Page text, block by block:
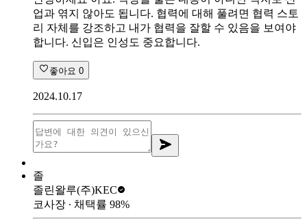
업과 엮지 않아도 됩니다. 협력에 대해 풀려면 협력 스토
리 자체를 강조하고 내가 협력을 잘할 수 있음을 보여야
합니다. 신입은 인성도 중요합니다.
좋아요 0
2024.10.17
졸
졸린왈루(주)KEC
코사장 ∙ 채택률 98%